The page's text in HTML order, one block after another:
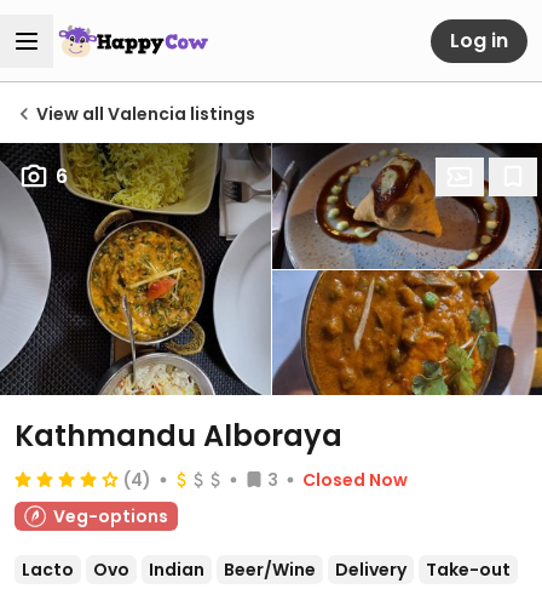
Log in
View all Valencia listings
6
Kathmandu Alboraya
(4) 3
Closed Now
Veg-options
Lacto Ovo Indian Beer/Wine Delivery
Take-out